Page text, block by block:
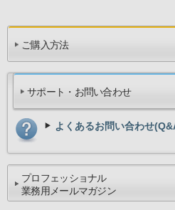
ご購入方法
サポート・お問い合わせ
よくあるお問い合わせ
プロフェッショナル
業務用メールマガジン